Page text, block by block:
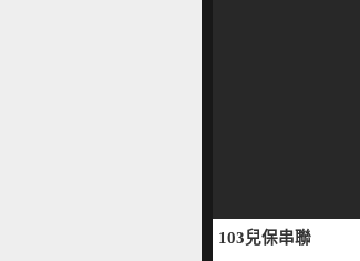
103兒保串聯